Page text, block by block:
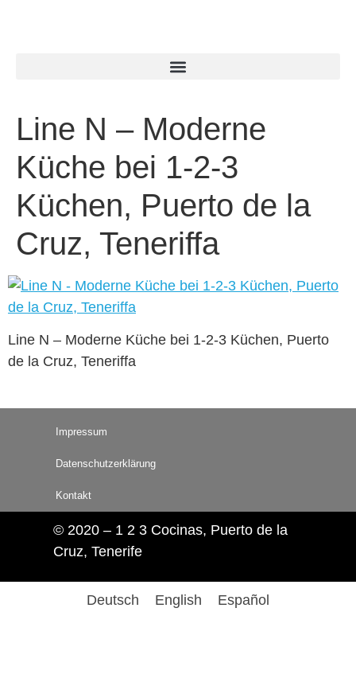
Line N – Moderne
Küche bei 1-2-3
Küchen, Puerto de la
Cruz, Teneriffa
Line N – Moderne Küche bei 1-2-3 Küchen, Puerto
de la Cruz, Teneriffa
Impressum
Datenschutzerklärung
Kontakt
© 2020 – 1 2 3 Cocinas, Puerto de la
Cruz, Tenerife
Deutsch English Español